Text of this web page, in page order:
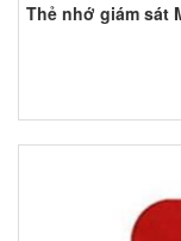
Thẻ nhớ giám sát